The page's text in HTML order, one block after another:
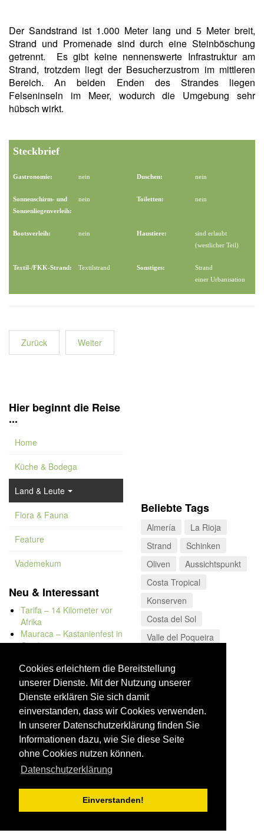
Cookies erleichtern die Bereitstellung
unserer Dienste. Mit der Nutzung unserer
Dienste erklären Sie sich damit
einverstanden, dass wir Cookies verwenden.
In unserer Datenschutzerklärung finden Sie
Informationen dazu, wie Sie diese Seite
ohne Cookies nutzen können.
Datenschutzerklärung
Einverstanden!
Der Sandstrand ist 1.000 Meter lang und 5 Meter breit,
Strand und Promenade sind durch eine Steinböschung
getrennt. Es gibt keine nennenswerte Infrastruktur am
Strand, trotzdem liegt der Besucherzustrom im mittleren
Bereich. An beiden Enden des Strandes liegen
Felseninseln im Meer, wodurch die Umgebung sehr
hübsch wirkt.
Steckbrief
Gastronomie: nein Duschen: nein
Sonnenschirm- und
Sonnenliegenverleih:
nein Toiletten: nein
Bootsverleih: nein Haustiere:
sind erlaubt
(westlicher Teil)
Textil-/FKK-Strand: Textilstrand Sonstiges:
Strand
einer Urbanisation
Zurück Weiter
Hier beginnt die Reise
...
Home
Küche & Bodega
Land & Leute
Flora & Fauna
Feature
Vademekum
Neu & Interessant
Tarifa – 14 Kilometer vor
Afrika
Mauraca – Kastanienfest in
Capileira
Bolonia
Kap Trafalgar
Düne von Bolonia
Beliebte Tags
Almería
La Rioja
Strand
Schinken
Oliven
Aussichtspunkt
Costa Tropical
Konserven
Costa del Sol
Valle del Poqueira